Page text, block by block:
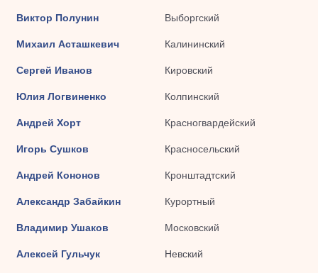
Виктор Полунин Выборгский
Михаил Асташкевич Калининский
Сергей Иванов Кировский
Юлия Логвиненко Колпинский
Андрей Хорт Красногвардейский
Игорь Сушков Красносельский
Андрей Кононов Кронштадтский
Александр Забайкин Курортный
Владимир Ушаков Московский
Алексей Гульчук Невский